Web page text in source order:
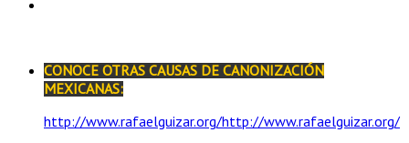
CONOCE OTRAS CAUSAS DE CANONIZACIÓN
MEXICANAS:
http://www.rafaelguizar.org/http://www.rafaelguizar.org/